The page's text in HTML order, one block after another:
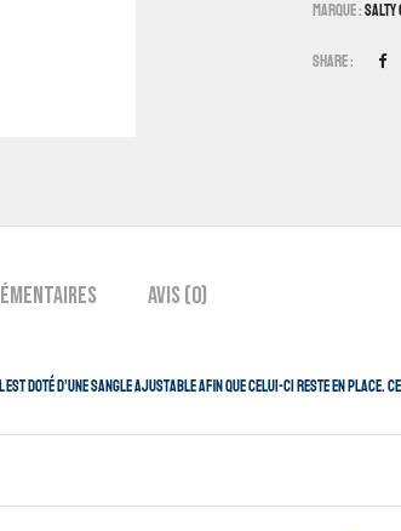
Marque :Salty
Share :
Avis (0)
doté d’une sangle ajustable afin que celui-ci reste en place.